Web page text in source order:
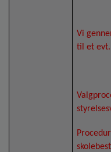
Vi
til et evt.